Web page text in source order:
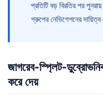
প্রতিটি বড় বিরতির পর
গ্রুপের নেভিগেশনের
জাগরেব-স্প্লিট-
করে দেয়